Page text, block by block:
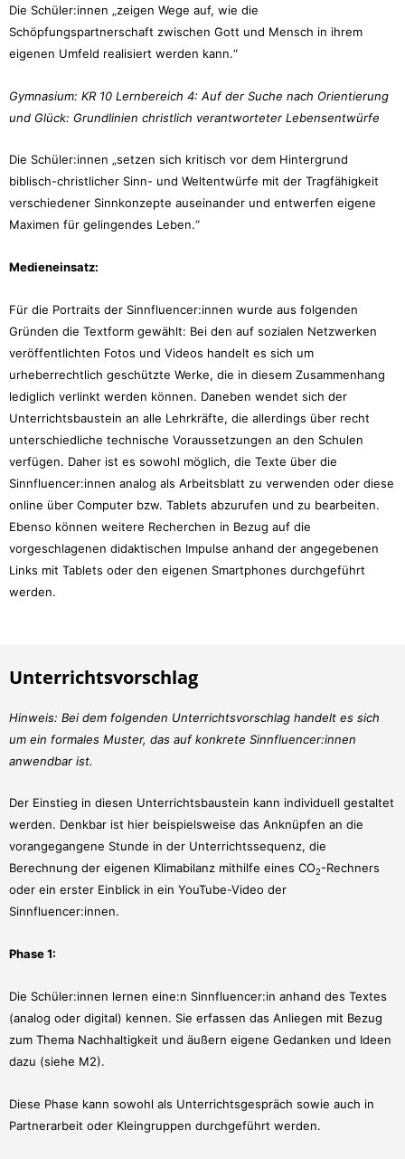
Die Schüler:innen „zeigen Wege auf, wie die
Schöpfungspartnerschaft zwischen Gott und Mensch in ihrem
eigenen Umfeld realisiert werden kann.“
Gymnasium: KR 10 Lernbereich 4: Auf der Suche nach Orientierung
und Glück: Grundlinien christlich verantworteter Lebensentwürfe
Die Schüler:innen „setzen sich kritisch vor dem Hintergrund
biblisch-christlicher Sinn- und Weltentwürfe mit der Tragfähigkeit
verschiedener Sinnkonzepte auseinander und entwerfen eigene
Maximen für gelingendes Leben.“
Medieneinsatz:
Für die Portraits der Sinnfluencer:innen wurde aus folgenden
Gründen die Textform gewählt: Bei den auf sozialen Netzwerken
veröffentlichten Fotos und Videos handelt es sich um
urheberrechtlich geschützte Werke, die in diesem Zusammenhang
lediglich verlinkt werden können. Daneben wendet sich der
Unterrichtsbaustein an alle Lehrkräfte, die allerdings über recht
unterschiedliche technische Voraussetzungen an den Schulen
verfügen. Daher ist es sowohl möglich, die Texte über die
Sinnfluencer:innen analog als Arbeitsblatt zu verwenden oder diese
online über Computer bzw. Tablets abzurufen und zu bearbeiten.
Ebenso können weitere Recherchen in Bezug auf die
vorgeschlagenen didaktischen Impulse anhand der angegebenen
Links mit Tablets oder den eigenen Smartphones durchgeführt
werden.
Unterrichtsvorschlag
Hinweis: Bei dem folgenden Unterrichtsvorschlag handelt es sich
um ein formales Muster, das auf konkrete Sinnfluencer:innen
anwendbar ist.
Der Einstieg in diesen Unterrichtsbaustein kann individuell gestaltet
werden. Denkbar ist hier beispielsweise das Anknüpfen an die
vorangegangene Stunde in der Unterrichtssequenz, die
Berechnung der eigenen Klimabilanz mithilfe eines CO2-Rechners
oder ein erster Einblick in ein YouTube-Video der
Sinnfluencer:innen.
Phase 1:
Die Schüler:innen lernen eine:n Sinnfluencer:in anhand des Textes
(analog oder digital) kennen. Sie erfassen das Anliegen mit Bezug
zum Thema Nachhaltigkeit und äußern eigene Gedanken und Ideen
dazu (siehe M2).
Diese Phase kann sowohl als Unterrichtsgespräch sowie auch in
Partnerarbeit oder Kleingruppen durchgeführt werden.